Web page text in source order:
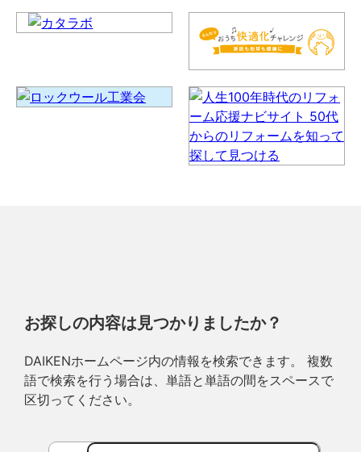
お探しの内容は見つかりましたか？
DAIKENホームページ内の情報を検索できます。 複数
語で検索を行う場合は、単語と単語の間をスペースで
区切ってください。